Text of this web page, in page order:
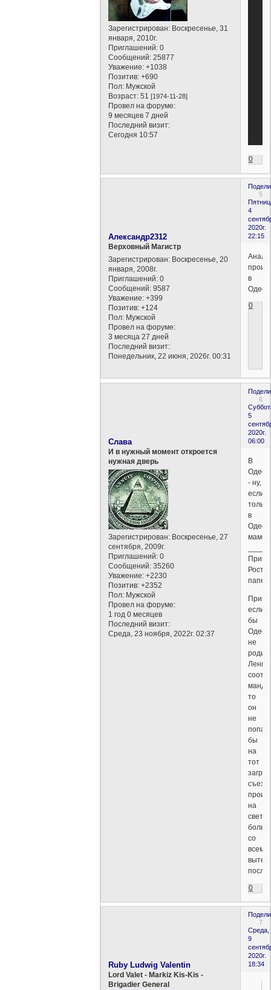
Зарегистрирован: Воскресенье, 31
января, 2010г.
Приглашений: 0
Сообщений: 25877
Уважение: +1038
Позитив: +690
Пол: Мужской
Возраст: 51[1974-11-28]
Провел на форуме:
9 месяцев 7 дней
Последний визит:
Сегодня 10:57
0
5
4
2020г.
22:15
Александр2312
Верховный Магистр
Зарегистрирован: Воскресенье, 20
января, 2008г.
Приглашений: 0
Сообщений: 9587
Уважение: +399
Позитив: +124
Пол: Мужской
Провел на форуме:
3 месяца 27 дней
Последний визит:
Понедельник, 22 июня, 2026г. 00:31
в
0
6
5
2020г.
06:00
Слава
И в нужный момент откроется
нужная дверь
Зарегистрирован: Воскресенье, 27
сентября, 2009г.
Приглашений: 0
Сообщений: 35260
Уважение: +2230
Позитив: +2352
Пол: Мужской
Провел на форуме:
1 год 0 месяцев
Последний визит:
Среда, 23 ноября, 2022г. 02:37
В
- ну,
если
только
в
маме.
папе.
если
бы
не
то
он
не
попал
бы
на
тот
съезд,
на
свет
со
всеми
0
7
Среда,
9
2020г.
18:34
Ruby Ludwig Valentin
Lord Valet - Markiz Kis-Kis -
Brigadier General